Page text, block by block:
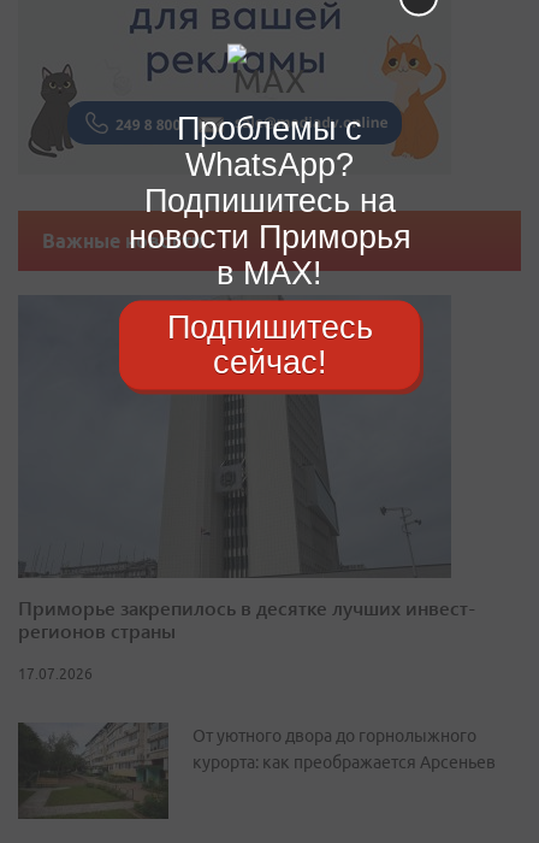
Важные новости
Приморье закрепилось в десятке лучших инвест-
регионов страны
17.07.2026
От уютного двора до горнолыжного
курорта: как преображается Арсеньев
Проблемы с
WhatsApp?
Подпишитесь на
новости Приморья
в MAX!
Подпишитесь
сейчас!